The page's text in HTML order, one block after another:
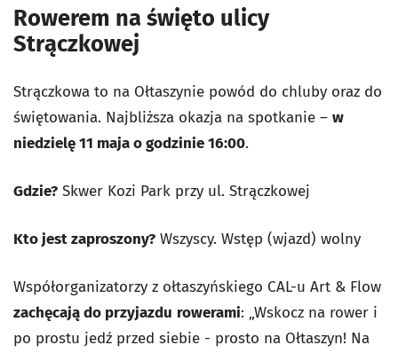
Rowerem na święto ulicy
Strączkowej
Strączkowa to na Ołtaszynie powód do chluby oraz do
świętowania. Najbliższa okazja na spotkanie – w
niedzielę 11 maja o godzinie 16:00.
Gdzie? Skwer Kozi Park przy ul. Strączkowej
Kto jest zaproszony? Wszyscy. Wstęp (wjazd) wolny
Współorganizatorzy z ołtaszyńskiego CAL-u Art & Flow
zachęcają do przyjazdu rowerami: „Wskocz na rower i
po prostu jedź przed siebie - prosto na Ołtaszyn! Na